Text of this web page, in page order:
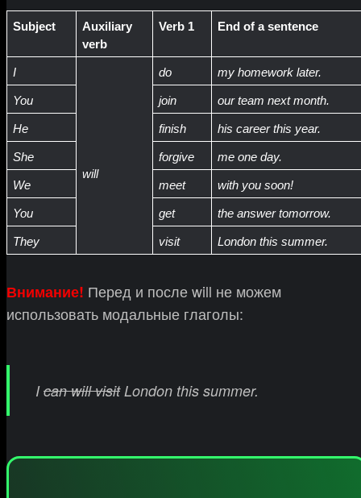
Subject
Auxiliary
verb
Verb 1 End of a sentence
I
will
do my homework later.
You join our team next month.
He finish his career this year.
She forgive me one day.
We meet with you soon!
You get the answer tomorrow.
They visit London this summer.
Внимание! Перед и после will не можем
использовать модальные глаголы:
Ican will visitLondon this summer.